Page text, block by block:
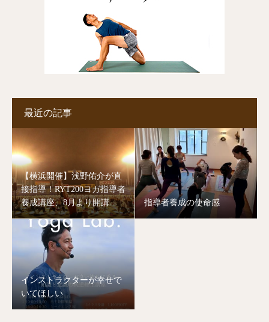
最近の記事
【横浜開催】浅野佑介が直
接指導！RYT200ヨガ指導者
養成講座、8月より開講し
ます。
指導者養成の使命感
インストラクターが幸せで
いてほしい